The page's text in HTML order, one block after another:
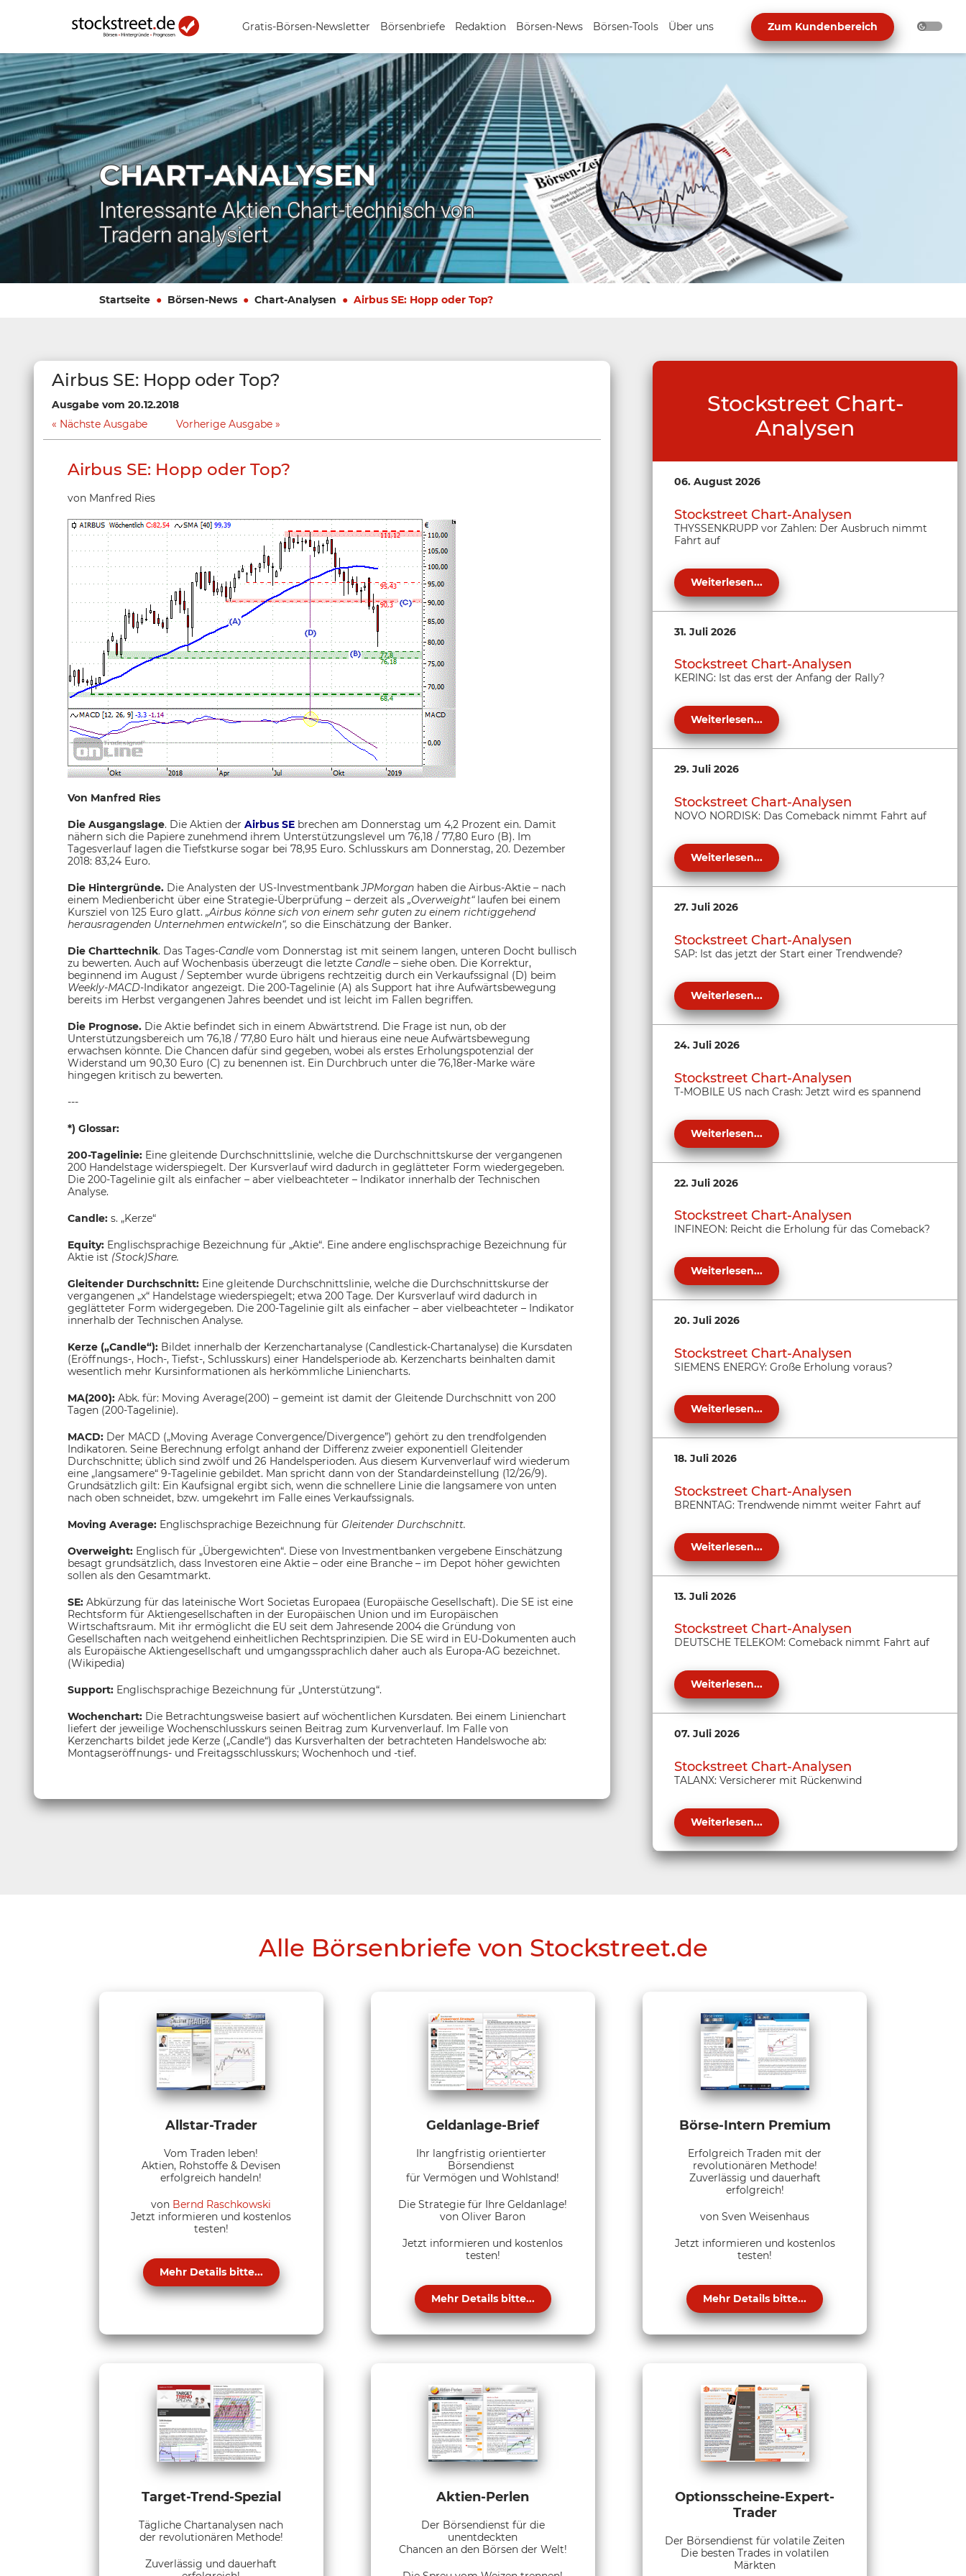
Gratis-Börsen-Newsletter Börsenbriefe Redaktion Börsen-News Börsen-Tools Über uns Zum Kundenbereich
CHART-ANALYSEN
Interessante Aktien Chart-technisch von
Tradern analysiert
Startseite Börsen-News Chart-Analysen Airbus SE: Hopp oder Top?
Airbus SE: Hopp oder Top?
Ausgabe vom 20.12.2018
Nächste Ausgabe
Vorherige Ausgabe
Airbus SE: Hopp oder Top?
von Manfred Ries
Von Manfred Ries
Die Ausgangslage. Die Aktien der Airbus SE brechen am Donnerstag um 4,2 Prozent ein. Damit
nähern sich die Papiere zunehmend ihrem Unterstützungslevel um 76,18 / 77,80 Euro (B). Im
Tagesverlauf lagen die Tiefstkurse sogar bei 78,95 Euro. Schlusskurs am Donnerstag, 20. Dezember
2018: 83,24 Euro.
Die Hintergründe. Die Analysten der US-InvestmentbankJPMorgan haben die Airbus-Aktie – nach
einem Medienbericht über eine Strategie-Überprüfung – derzeit als „Overweight“laufen bei einem
Kursziel von 125 Euro glatt. „Airbus könne sich von einem sehr guten zu einem richtiggehend
herausragenden Unternehmen entwickeln“, so die Einschätzung der Banker.
Die Charttechnik. Das Tages-Candle vom Donnerstag ist mit seinem langen, unteren Docht bullisch
zu bewerten. Auch auf Wochenbasis überzeugt die letzte Candle – siehe oben. Die Korrektur,
beginnend im August / September wurde übrigens rechtzeitig durch ein Verkaufssignal (D) beim
Weekly-MACD-Indikator angezeigt. Die 200-Tagelinie (A) als Support hat ihre Aufwärtsbewegung
bereits im Herbst vergangenen Jahres beendet und ist leicht im Fallen begriffen.
Die Prognose. Die Aktie befindet sich in einem Abwärtstrend. Die Frage ist nun, ob der
Unterstützungsbereich um 76,18 / 77,80 Euro hält und hieraus eine neue Aufwärtsbewegung
erwachsen könnte. Die Chancen dafür sind gegeben, wobei als erstes Erholungspotenzial der
Widerstand um 90,30 Euro (C) zu benennen ist. Ein Durchbruch unter die 76,18er-Marke wäre
hingegen kritisch zu bewerten.
---
*) Glossar:
200-Tagelinie: Eine gleitende Durchschnittslinie, welche die Durchschnittskurse der vergangenen
200 Handelstage widerspiegelt. Der Kursverlauf wird dadurch in geglätteter Form wiedergegeben.
Die 200-Tagelinie gilt als einfacher – aber vielbeachteter – Indikator innerhalb der Technischen
Analyse.
Candle: s. „Kerze“
Equity: Englischsprachige Bezeichnung für „Aktie“. Eine andere englischsprachige Bezeichnung für
Aktie ist (Stock)Share.
Gleitender Durchschnitt: Eine gleitende Durchschnittslinie, welche die Durchschnittskurse der
vergangenen „x“ Handelstage wiederspiegelt; etwa 200 Tage. Der Kursverlauf wird dadurch in
geglätteter Form widergegeben. Die 200-Tagelinie gilt als einfacher – aber vielbeachteter – Indikator
innerhalb der Technischen Analyse.
Kerze („Candle“): Bildet innerhalb der Kerzenchartanalyse (Candlestick-Chartanalyse) die Kursdaten
(Eröffnungs-, Hoch-, Tiefst-, Schlusskurs) einer Handelsperiode ab. Kerzencharts beinhalten damit
wesentlich mehr Kursinformationen als herkömmliche Liniencharts.
MA(200): Abk. für: Moving Average(200) – gemeint ist damit der Gleitende Durchschnitt von 200
Tagen (200-Tagelinie).
MACD: Der MACD („Moving Average Convergence/Divergence”) gehört zu den trendfolgenden
Indikatoren. Seine Berechnung erfolgt anhand der Differenz zweier exponentiell Gleitender
Durchschnitte; üblich sind zwölf und 26 Handelsperioden. Aus diesem Kurvenverlauf wird wiederum
eine „langsamere“ 9-Tagelinie gebildet. Man spricht dann von der Standardeinstellung (12/26/9).
Grundsätzlich gilt: Ein Kaufsignal ergibt sich, wenn die schnellere Linie die langsamere von unten
nach oben schneidet, bzw. umgekehrt im Falle eines Verkaufssignals.
Moving Average: Englischsprachige Bezeichnung für Gleitender Durchschnitt.
Overweight: Englisch für „Übergewichten“. Diese von Investmentbanken vergebene Einschätzung
besagt grundsätzlich, dass Investoren eine Aktie – oder eine Branche – im Depot höher gewichten
sollen als den Gesamtmarkt.
SE: Abkürzung für das lateinische Wort Societas Europaea (Europäische Gesellschaft). Die SE ist eine
Rechtsform für Aktiengesellschaften in der Europäischen Union und im Europäischen
Wirtschaftsraum. Mit ihr ermöglicht die EU seit dem Jahresende 2004 die Gründung von
Gesellschaften nach weitgehend einheitlichen Rechtsprinzipien. Die SE wird in EU-Dokumenten auch
als Europäische Aktiengesellschaft und umgangssprachlich daher auch als Europa-AG bezeichnet.
(Wikipedia)
Support: Englischsprachige Bezeichnung für „Unterstützung“.
Wochenchart: Die Betrachtungsweise basiert auf wöchentlichen Kursdaten. Bei einem Linienchart
liefert der jeweilige Wochenschlusskurs seinen Beitrag zum Kurvenverlauf. Im Falle von
Kerzencharts bildet jede Kerze („Candle“) das Kursverhalten der betrachteten Handelswoche ab:
Montagseröffnungs- und Freitagsschlusskurs; Wochenhoch und -tief.
Stockstreet Chart-
Analysen
06. August 2026
Stockstreet Chart-Analysen
THYSSENKRUPP vor Zahlen: Der Ausbruch nimmt
Fahrt auf
Weiterlesen...
31. Juli 2026
Stockstreet Chart-Analysen
KERING: Ist das erst der Anfang der Rally?
Weiterlesen...
29. Juli 2026
Stockstreet Chart-Analysen
NOVO NORDISK: Das Comeback nimmt Fahrt auf
Weiterlesen...
27. Juli 2026
Stockstreet Chart-Analysen
SAP: Ist das jetzt der Start einer Trendwende?
Weiterlesen...
24. Juli 2026
Stockstreet Chart-Analysen
T-MOBILE US nach Crash: Jetzt wird es spannend
Weiterlesen...
22. Juli 2026
Stockstreet Chart-Analysen
INFINEON: Reicht die Erholung für das Comeback?
Weiterlesen...
20. Juli 2026
Stockstreet Chart-Analysen
SIEMENS ENERGY: Große Erholung voraus?
Weiterlesen...
18. Juli 2026
Stockstreet Chart-Analysen
BRENNTAG: Trendwende nimmt weiter Fahrt auf
Weiterlesen...
13. Juli 2026
Stockstreet Chart-Analysen
DEUTSCHE TELEKOM: Comeback nimmt Fahrt auf
Weiterlesen...
07. Juli 2026
Stockstreet Chart-Analysen
TALANX: Versicherer mit Rückenwind
Weiterlesen...
Alle Börsenbriefe von Stockstreet.de
Allstar-Trader
Vom Traden leben!
Aktien, Rohstoffe & Devisen
erfolgreich handeln!
von Bernd Raschkowski
Jetzt informieren und kostenlos
testen!
Mehr Details bitte...
Geldanlage-Brief
Ihr langfristig orientierter
Börsendienst
für Vermögen und Wohlstand!
Die Strategie für Ihre Geldanlage!
von Oliver Baron
Jetzt informieren und kostenlos
testen!
Mehr Details bitte...
Börse-Intern Premium
Erfolgreich Traden mit der
revolutionären Methode!
Zuverlässig und dauerhaft
erfolgreich!
von Sven Weisenhaus
Jetzt informieren und kostenlos
testen!
Mehr Details bitte...
Target-Trend-Spezial
Tägliche Chartanalysen nach
der revolutionären Methode!
Zuverlässig und dauerhaft
Aktien-Perlen
Der Börsendienst für die
unentdeckten
Chancen an den Börsen der Welt!
Optionsscheine-Expert-
Trader
Der Börsendienst für volatile Zeiten
Die besten Trades in volatilen
Märkten